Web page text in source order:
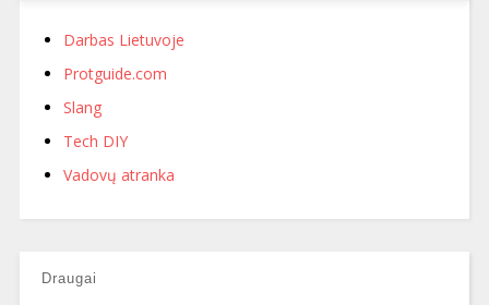
Darbas Lietuvoje
Protguide.com
Slang
Tech DIY
Vadovų atranka
Draugai